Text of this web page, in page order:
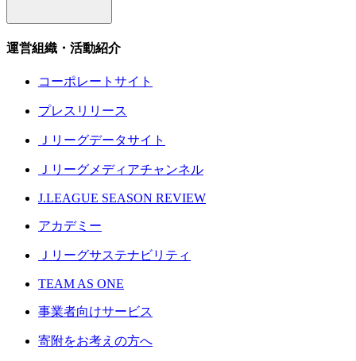
運営組織・活動紹介
コーポレートサイト
プレスリリース
Ｊリーグデータサイト
Ｊリーグメディアチャンネル
J.LEAGUE SEASON REVIEW
アカデミー
Ｊリーグサステナビリティ
TEAM AS ONE
事業者向けサービス
寄附をお考えの方へ